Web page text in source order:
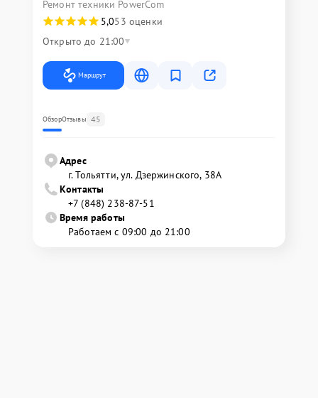
Ремонт техники PowerCom
5,053 оценки
Открыто до 21:00
Маршрут
ОбзорОтзывы 45
Адрес
г. Тольятти, ул. Дзержинского, 38А
Контакты
+7 (848) 238-87-51
Время работы
Работаем с 09:00 до 21:00